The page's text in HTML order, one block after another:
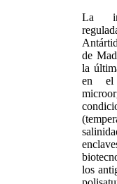
La
de
la
en el
los